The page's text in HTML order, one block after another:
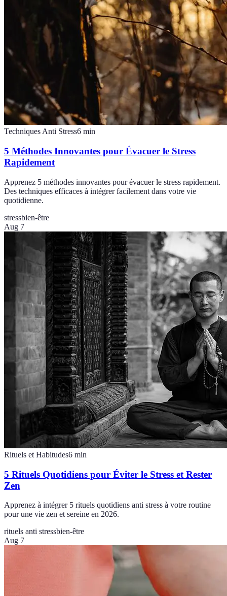
Techniques Anti Stress6 min
5 Méthodes Innovantes pour Évacuer le Stress
Rapidement
Apprenez 5 méthodes innovantes pour évacuer le stress rapidement.
Des techniques efficaces à intégrer facilement dans votre vie
quotidienne.
stressbien-être
Aug 7
Rituels et Habitudes6 min
5 Rituels Quotidiens pour Éviter le Stress et Rester
Zen
Apprenez à intégrer 5 rituels quotidiens anti stress à votre routine
pour une vie zen et sereine en 2026.
rituels anti stressbien-être
Aug 7